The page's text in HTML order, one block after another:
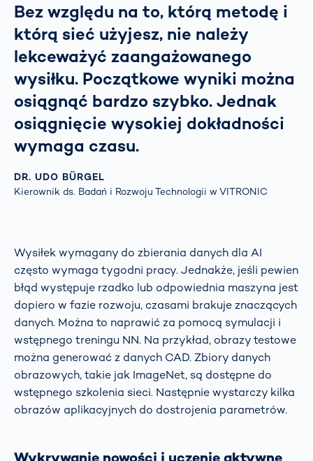
Bez względu na to, którą metodę i
którą sieć użyjesz, nie należy
lekceważyć zaangażowanego
wysiłku. Początkowe wyniki można
osiągnąć bardzo szybko. Jednak
osiągnięcie wysokiej dokładności
wymaga czasu.
DR. UDO BÜRGEL
Kierownik ds. Badań i Rozwoju Technologii w VITRONIC
Wysiłek wymagany do zbierania danych dla AI
często wymaga tygodni pracy. Jednakże, jeśli pewien
błąd występuje rzadko lub odpowiednia maszyna jest
dopiero w fazie rozwoju, czasami brakuje znaczących
danych. Można to naprawić za pomocą symulacji i
wstępnego treningu NN. Na przykład, obrazy testowe
można generować z danych CAD. Zbiory danych
obrazowych, takie jak ImageNet, są dostępne do
wstępnego szkolenia sieci. Następnie wystarczy kilka
obrazów aplikacyjnych do dostrojenia parametrów.